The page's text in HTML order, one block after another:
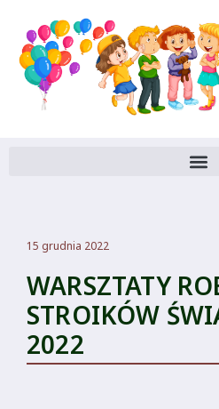
15 grudnia 2022
WARSZTATY
STROIKÓW
2022